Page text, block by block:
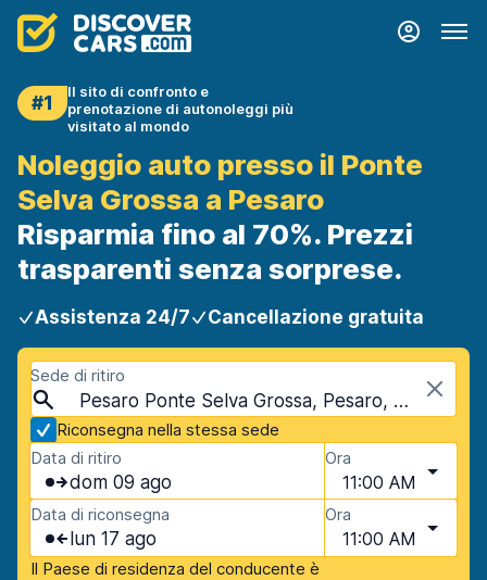
#1
Il sito di confronto e
prenotazione di autonoleggi più
visitato al mondo
Noleggio auto presso il Ponte
Selva Grossa a Pesaro
Risparmia fino al 70%. Prezzi
trasparenti senza sorprese.
Assistenza 24/7 Cancellazione gratuita
Sede di ritiro
Pesaro Ponte Selva Grossa, Pesaro, Italia
Riconsegna nella stessa sede
Data di ritiro
dom 09 ago
Ora
11:00 AM
Data di riconsegna
lun 17 ago
Ora
11:00 AM
Il Paese di residenza del conducente è